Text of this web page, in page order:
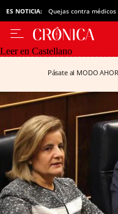
ES NOTICIA: Quejas contra médicos
Leer en Castellano
Pásate al MODO